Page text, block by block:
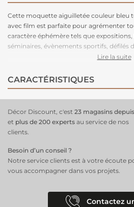
Cette moquette aiguilletée couleur bleu
avec film est parfaite pour agrémenter
caractère éphémère tels que expositions,
séminaires, évènements sportifs, défilés
grands volumes de pose, cette moquette
face. Très stable, cette moquette peut
en superposé. Parce que le respect de
moquette 100% recyclable, permettant
Lire la suite
CARACTÉRISTIQUES
Décor Discount, c'est 23 magasins
et plus de 200 experts au service de nos
clients.
Besoin d’un conseil ?
Notre service clients est à votre écoute
vous accompagner dans vos projets.
Contactez